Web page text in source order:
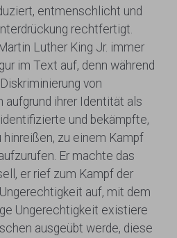
entmenschlicht und
rechtfertigt.
Luther King Jr. immer
im Text auf, denn während
von
ihrer Identität als
und bekämpfte,
hinreißen, zu einem Kampf
Er machte das
er rief zum Kampf der
auf, mit dem
Ungerechtigkeit existiere
ausgeübt werde, diese